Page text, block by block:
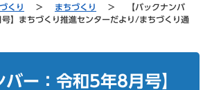
くり
> まちづくり >
【バックナンバ
】まちづくり推進センターだより/まちづくり通
バー：令和5年8月号】